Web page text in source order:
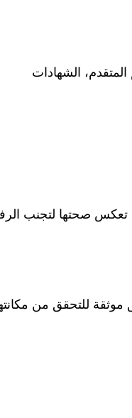
المتقدم، الشهادات
تعكس صحتها لتجنب
للتحقق من